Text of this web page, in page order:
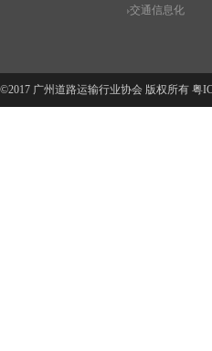
交通信息化
©2017 广州道路运输行业协会 版权所有 粤